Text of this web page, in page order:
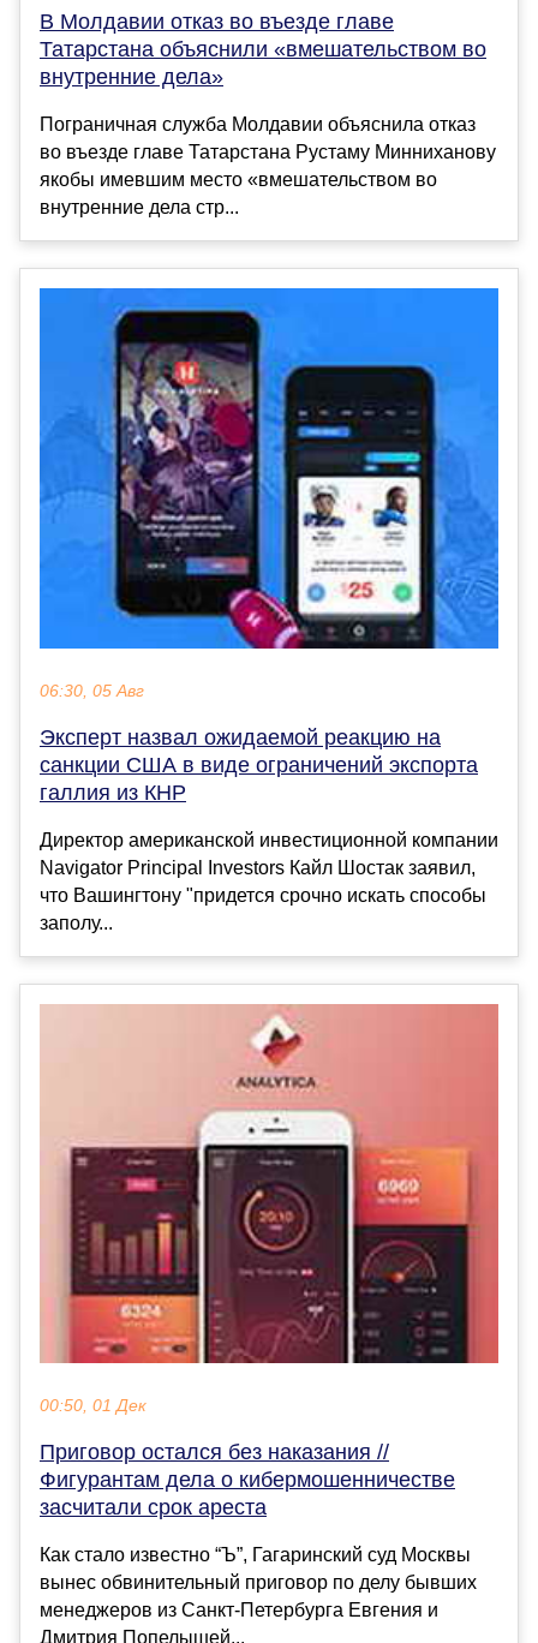
В Молдавии отказ во въезде главе
Татарстана объяснили «вмешательством во
внутренние дела»
Пограничная служба Молдавии объяснила отказ
во въезде главе Татарстана Рустаму Минниханову
якобы имевшим место «вмешательством во
внутренние дела стр...
06:30, 05 Авг
Эксперт назвал ожидаемой реакцию на
санкции США в виде ограничений экспорта
галлия из КНР
Директор американской инвестиционной компании
Navigator Principal Investors Кайл Шостак заявил,
что Вашингтону "придется срочно искать способы
заполу...
00:50, 01 Дек
Приговор остался без наказания //
Фигурантам дела о кибермошенничестве
засчитали срок ареста
Как стало известно “Ъ”, Гагаринский суд Москвы
вынес обвинительный приговор по делу бывших
менеджеров из Санкт-Петербурга Евгения и
Дмитрия Попелышей...